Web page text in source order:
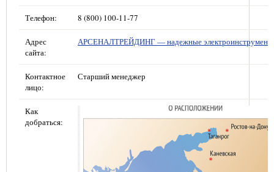
Телефон: 8 (800) 100-11-77
Адрес
сайта:
АРСЕНАЛТРЕЙДИНГ — надежные
Контактное
лицо:
Старший менеджер
Как
добраться: